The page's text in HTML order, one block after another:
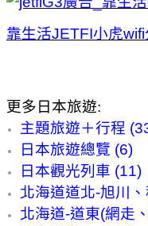
靠生活JETFI小虎
更多日本旅遊:
主題旅遊＋行程
日本旅遊總覽 (6)
日本觀光列車 (11)
北海道道北-旭川
北海道-道東(網走